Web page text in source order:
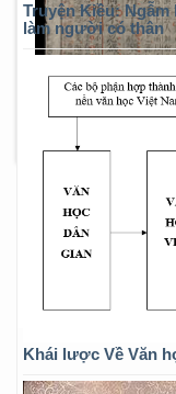
Truyện Kiều:
làm người có thân
Khái lược Về Văn